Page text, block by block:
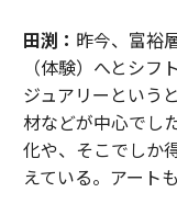
田渕： 昨今、富裕
（体験）へとシ
ジュアリーという
材などが中心でし
化や、そこでしか
えている。アート